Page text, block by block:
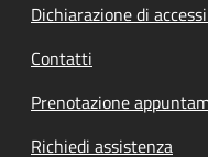
Dichiarazione di
Contatti
Prenotazione
Richiedi assistenza